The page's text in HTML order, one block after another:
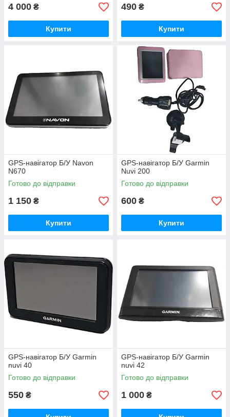
4 000 ₴
Купити
490 ₴
Купити
GPS-навігатор Б/У Navon
N670
Готово до відправки
1 150 ₴
Купити
GPS-навігатор Б/У Garmin
Nuvi 200
Готово до відправки
600 ₴
Купити
GPS-навігатор Б/У Garmin
nuvi 40
Готово до відправки
550 ₴
GPS-навігатор Б/У Garmin
nuvi 42
Готово до відправки
1 000 ₴